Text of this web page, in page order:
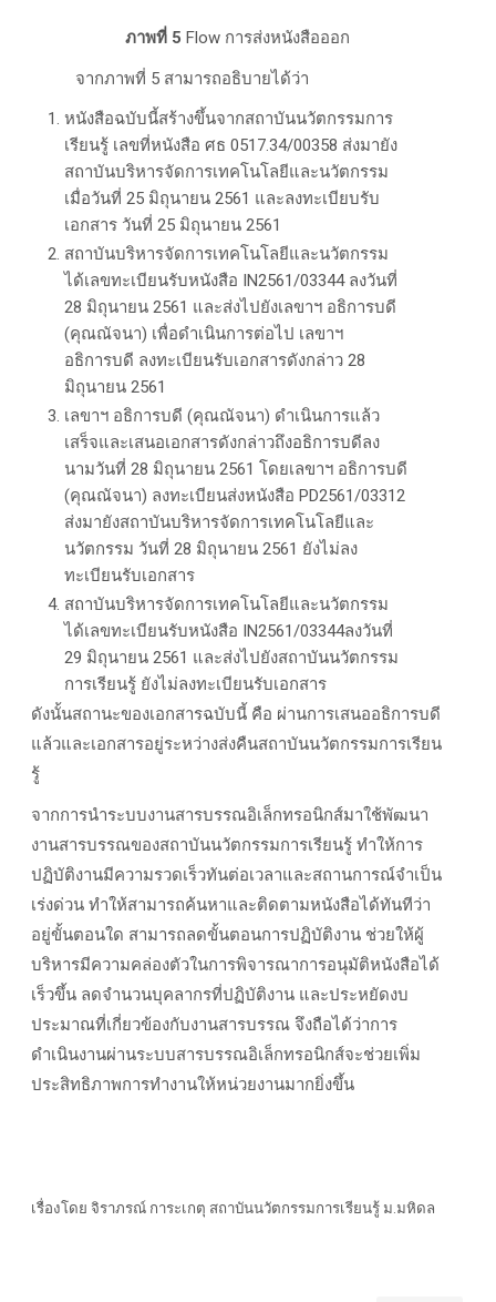
ภาพที่ 5 Flow การส่งหนังสือออก
จากภาพที่ 5 สามารถอธิบายได้ว่า
หนังสือฉบับนี้สร้างขึ้นจากสถาบันนวัตกรรมการ
เรียนรู้ เลขที่หนังสือ ศธ 0517.34/00358 ส่งมายัง
สถาบันบริหารจัดการเทคโนโลยีและนวัตกรรม
เมื่อวันที่ 25 มิถุนายน 2561 และลงทะเบียบรับ
เอกสาร วันที่ 25 มิถุนายน 2561
สถาบันบริหารจัดการเทคโนโลยีและนวัตกรรม
ได้เลขทะเบียนรับหนังสือ IN2561/03344 ลงวันที่
28 มิถุนายน 2561 และส่งไปยังเลขาฯ อธิการบดี
(คุณณัจนา) เพื่อดำเนินการต่อไป เลขาฯ
อธิการบดี ลงทะเบียนรับเอกสารดังกล่าว 28
มิถุนายน 2561
เลขาฯ อธิการบดี (คุณณัจนา) ดำเนินการแล้ว
เสร็จและเสนอเอกสารดังกล่าวถึงอธิการบดีลง
นามวันที่ 28 มิถุนายน 2561 โดยเลขาฯ อธิการบดี
(คุณณัจนา) ลงทะเบียนส่งหนังสือ PD2561/03312
ส่งมายังสถาบันบริหารจัดการเทคโนโลยีและ
นวัตกรรม วันที่ 28 มิถุนายน 2561 ยังไม่ลง
ทะเบียนรับเอกสาร
สถาบันบริหารจัดการเทคโนโลยีและนวัตกรรม
ได้เลขทะเบียนรับหนังสือ IN2561/03344ลงวันที่
29 มิถุนายน 2561 และส่งไปยังสถาบันนวัตกรรม
การเรียนรู้ ยังไม่ลงทะเบียนรับเอกสาร
ดังนั้นสถานะของเอกสารฉบับนี้ คือ ผ่านการเสนออธิการบดี
แล้วและเอกสารอยู่ระหว่างส่งคืนสถาบันนวัตกรรมการเรียน
รู้
จากการนำระบบงานสารบรรณอิเล็กทรอนิกส์มาใช้พัฒนา
งานสารบรรณของสถาบันนวัตกรรมการเรียนรู้ ทำให้การ
ปฏิบัติงานมีความรวดเร็วทันต่อเวลาและสถานการณ์จำเป็น
เร่งด่วน ทำให้สามารถค้นหาและติดตามหนังสือได้ทันทีว่า
อยู่ขั้นตอนใด สามารถลดขั้นตอนการปฏิบัติงาน ช่วยให้ผู้
บริหารมีความคล่องตัวในการพิจารณาการอนุมัติหนังสือได้
เร็วขึ้น ลดจำนวนบุคลากรที่ปฏิบัติงาน และประหยัดงบ
ประมาณที่เกี่ยวข้องกับงานสารบรรณ จึงถือได้ว่าการ
ดำเนินงานผ่านระบบสารบรรณอิเล็กทรอนิกส์จะช่วยเพิ่ม
ประสิทธิภาพการทำงานให้หน่วยงานมากยิ่งขึ้น
เรื่องโดย จิราภรณ์ การะเกตุ สถาบันนวัตกรรมการเรียนรู้ ม.มหิดล